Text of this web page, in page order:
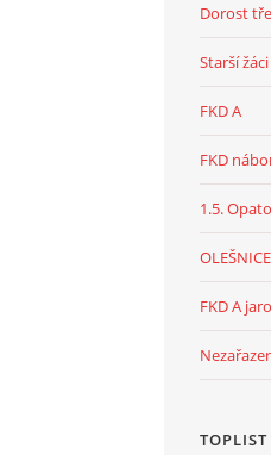
Dorost
Starší
FKD A
FKD
1.5.
FKD A
TOPLIST